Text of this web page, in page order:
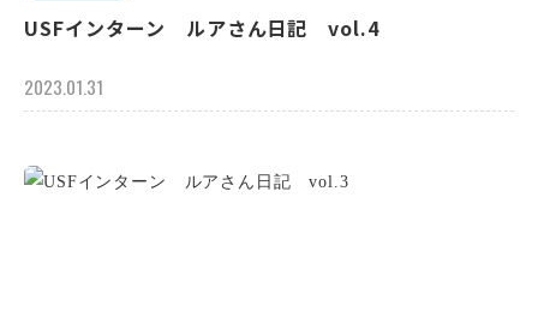
USFインターン ルアさん日記 vol.4
2023.01.31